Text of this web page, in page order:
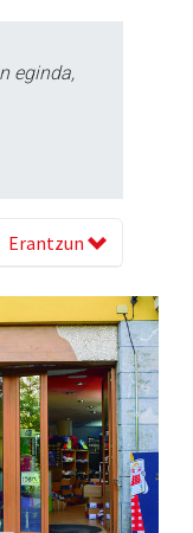
eginda,
Erantzun